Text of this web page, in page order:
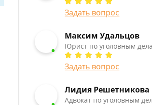
Задать вопрос
Максим Удальцов
Юрист по уголовным
Задать вопрос
Лидия Решетникова
Адвокат по уголовным